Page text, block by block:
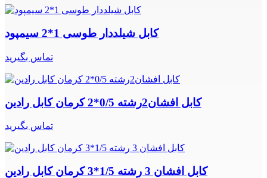
کابل شیلددار طوسی 1*2 سیمپود
تماس بگیرید
کابل افشان2رشته 0/5*2 کرمان کابل رادین
تماس بگیرید
کابل افشان 3 رشته 1/5*3 کرمان کابل رادین